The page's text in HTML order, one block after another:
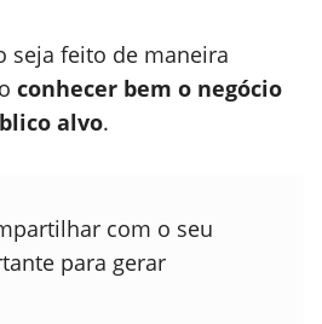
seja feito de maneira
conhecer bem o negócio
alvo.
com o seu
para gerar